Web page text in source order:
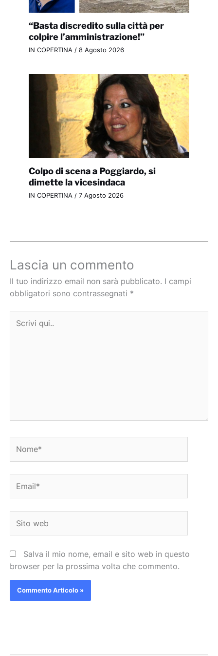
“Basta discredito sulla città per
colpire l’amministrazione!”
IN COPERTINA / 8 Agosto 2026
Colpo di scena a Poggiardo, si
dimette la vicesindaca
IN COPERTINA / 7 Agosto 2026
Lascia un commento
Il tuo indirizzo email non sarà pubblicato. I campi
obbligatori sono contrassegnati *
qui..
web
Salva il mio nome, email e sito web in questo
browser per la prossima volta che commento.